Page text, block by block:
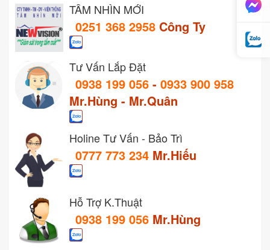
TẦM NHÌN MỚI
0251 368 2958 Công Ty
Tư Vấn Lắp Đặt
0938 199 056 - 0933 900 958
Mr.Hùng - Mr.Quân
Holine Tư Vấn - Bảo Trì
0777 773 234 Mr.Hiếu
Hỗ Trợ K.Thuật
0938 199 056 Mr.Hùng